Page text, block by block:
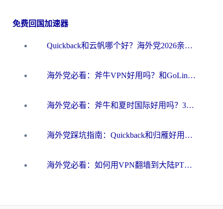
免费回国加速器
Quickback和云帆哪个好？海外党2026亲测指南：选对加速器大陆工具，无缝刷国内剧玩国服
海外党必看：斧牛VPN好用吗？和GoLinkVPN对比哪个回国效果更好？
海外党必看：斧牛和夏时国际好用吗？3步选对回国加速器，无缝刷国内资源
海外党踩坑指南：Quickback和归雁好用吗？选对加速器才能无缝刷国内资源
海外党必看：如何用VPN翻墙到大陆PTT？一篇解决你所有回国加速痛点